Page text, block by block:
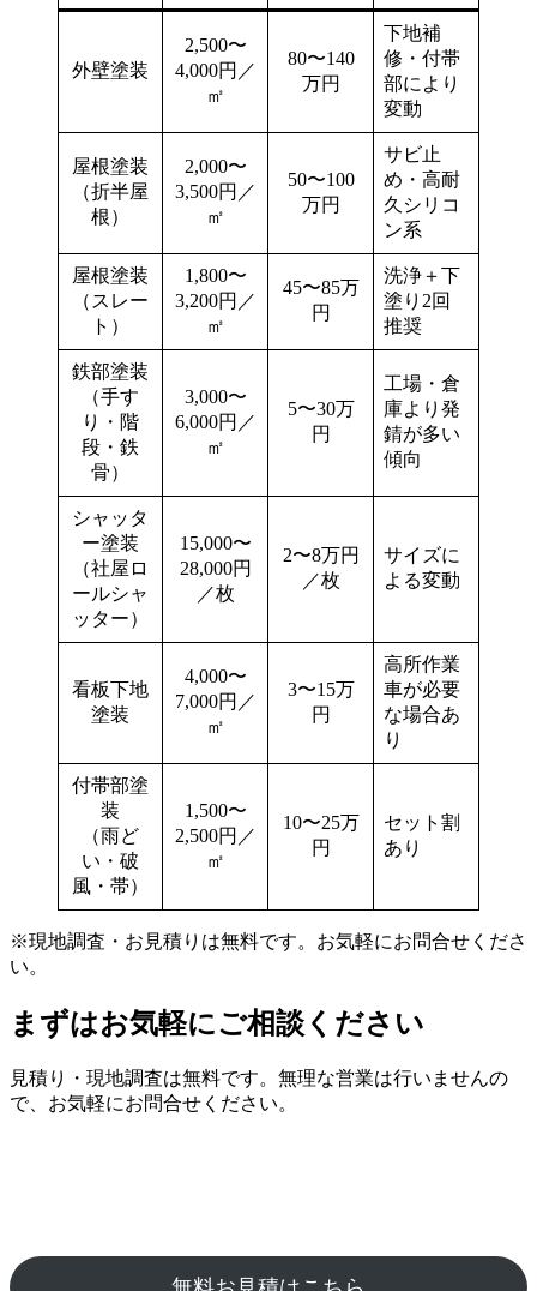
外壁塗装
2,500〜
4,000円／
㎡
80〜140
万円
下地補
修・付帯
部により
変動
屋根塗装
（折半屋
根）
2,000〜
3,500円／
㎡
50〜100
万円
サビ止
め・高耐
久シリコ
ン系
屋根塗装
（スレー
ト）
1,800〜
3,200円／
㎡
45〜85万
円
洗浄＋下
塗り2回
推奨
鉄部塗装
（手す
り・階
段・鉄
骨）
3,000〜
6,000円／
㎡
5〜30万
円
工場・倉
庫より発
錆が多い
傾向
シャッタ
ー塗装
（社屋ロ
ールシャ
ッター）
15,000〜
28,000円
／枚
2〜8万円
／枚
サイズに
よる変動
看板下地
塗装
4,000〜
7,000円／
㎡
3〜15万
円
高所作業
車が必要
な場合あ
り
付帯部塗
装
（雨ど
い・破
風・帯）
1,500〜
2,500円／
㎡
10〜25万
円
セット割
あり
※現地調査・お見積りは無料です。お気軽にお問合せくださ
い。
まずはお気軽にご相談ください
見積り・現地調査は無料です。無理な営業は行いませんの
で、お気軽にお問合せください。